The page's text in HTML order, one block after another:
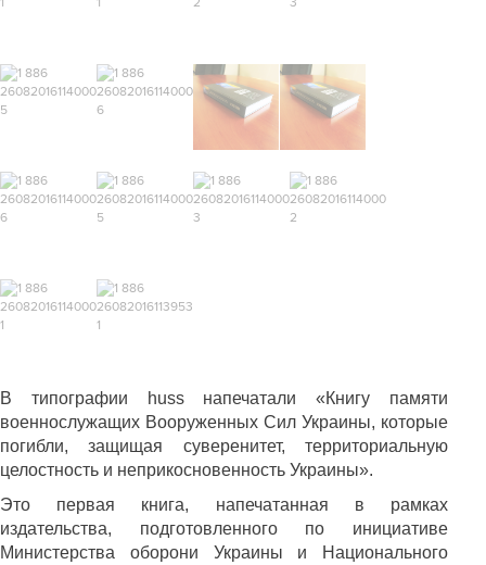
В типографии hussнапечатали «Книгу памяти
военнослужащих Вооруженных Сил Украины, которые
погибли, защищая суверенитет, территориальную
целостность и неприкосновенность Украины».
Это первая книга, напечатанная в рамках
издательства, подготовленного по инициативе
Министерства оборони Украины и Национального